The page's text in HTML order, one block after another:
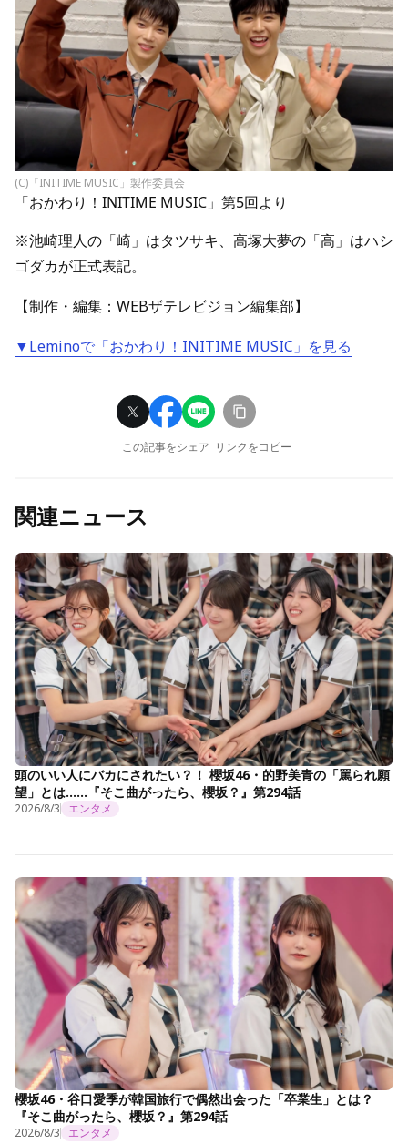
(C)「INITIME MUSIC」製作委員会
「おかわり！INITIME MUSIC」第5回より
※池崎理人の「崎」はタツサキ、高塚大夢の「高」はハシ
ゴダカが正式表記。
【制作・編集：WEBザテレビジョン編集部】
▼Leminoで「おかわり！INITIME MUSIC」を見る
この記事をシェア リンクをコピー
関連ニュース
頭のいい人にバカにされたい？！ 櫻坂46・的野美青の「罵られ願
望」とは……『そこ曲がったら、櫻坂？』第294話
2026/8/3 エンタメ
櫻坂46・谷口愛季が韓国旅行で偶然出会った「卒業生」とは？
『そこ曲がったら、櫻坂？』第294話
2026/8/3 エンタメ